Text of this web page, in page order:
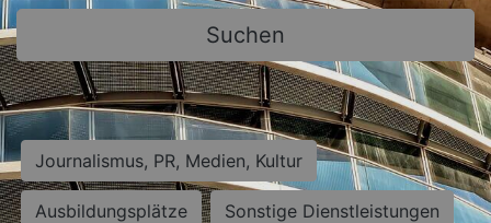
Suchen
Journalismus, PR, Medien, Kultur
Ausbildungsplätze Sonstige Dienstleistungen